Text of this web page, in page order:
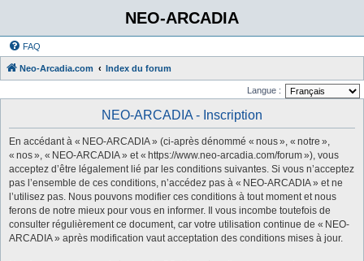
NEO-ARCADIA
FAQ
Neo-Arcadia.com Index du forum
Langue :
NEO-ARCADIA - Inscription
En accédant à « NEO-ARCADIA » (ci-après dénommé « nous », « notre »,
« nos », « NEO-ARCADIA » et « https://www.neo-arcadia.com/forum »), vous
acceptez d’être légalement lié par les conditions suivantes. Si vous n’acceptez
pas l’ensemble de ces conditions, n’accédez pas à « NEO-ARCADIA » et ne
l’utilisez pas. Nous pouvons modifier ces conditions à tout moment et nous
ferons de notre mieux pour vous en informer. Il vous incombe toutefois de
consulter régulièrement ce document, car votre utilisation continue de « NEO-
ARCADIA » après modification vaut acceptation des conditions mises à jour.